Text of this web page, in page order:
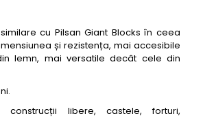
cu Pilsan Giant Blocks în ceea
și rezistența, mai accesibile
lemn, mai versatile decât cele din
construcții libere, castele, forturi,